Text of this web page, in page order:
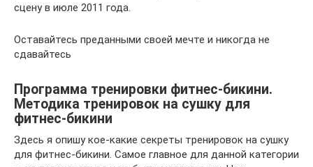
сцену в июле 2011 года.
Оставайтесь преданными своей мечте и никогда не
сдавайтесь
Программа тренировки фитнес-бикини.
Методика тренировок на сушку для
фитнес-бикини
Здесь я опишу кое-какие секреты тренировок на сушку
для фитнес-бикини. Самое главное для данной категории